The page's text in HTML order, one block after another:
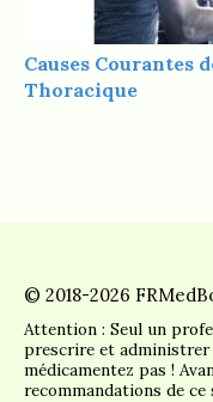
Causes Courantes
Thoracique
© 2018-2026
Attention : Seul un
prescrire et
médicamentez pas !
recommandations de